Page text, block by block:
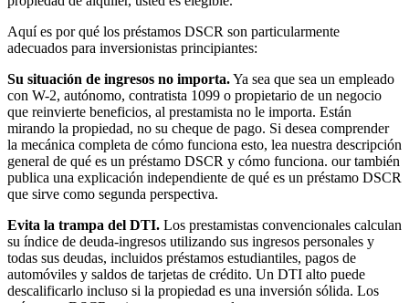
Aquí es por qué los préstamos DSCR son particularmente
adecuados para inversionistas principiantes:
Su situación de ingresos no importa.Ya sea que sea un empleado
con W-2, autónomo, contratista 1099 o propietario de un negocio
que reinvierte beneficios, al prestamista no le importa. Están
mirando la propiedad, no su cheque de pago. Si desea comprender
la mecánica completa de cómo funciona esto, lea nuestra descripción
general de qué es un préstamo DSCR y cómo funciona. our también
publica una explicación independiente de qué es un préstamo DSCR
que sirve como segunda perspectiva.
Evita la trampa del DTI. Los prestamistas convencionales calculan
su índice de deuda-ingresos utilizando sus ingresos personales y
todas sus deudas, incluidos préstamos estudiantiles, pagos de
automóviles y saldos de tarjetas de crédito. Un DTI alto puede
descalificarlo incluso si la propiedad es una inversión sólida. Los